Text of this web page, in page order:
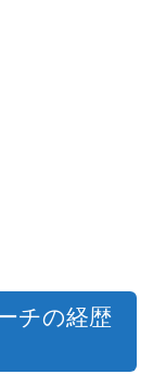
チの経歴